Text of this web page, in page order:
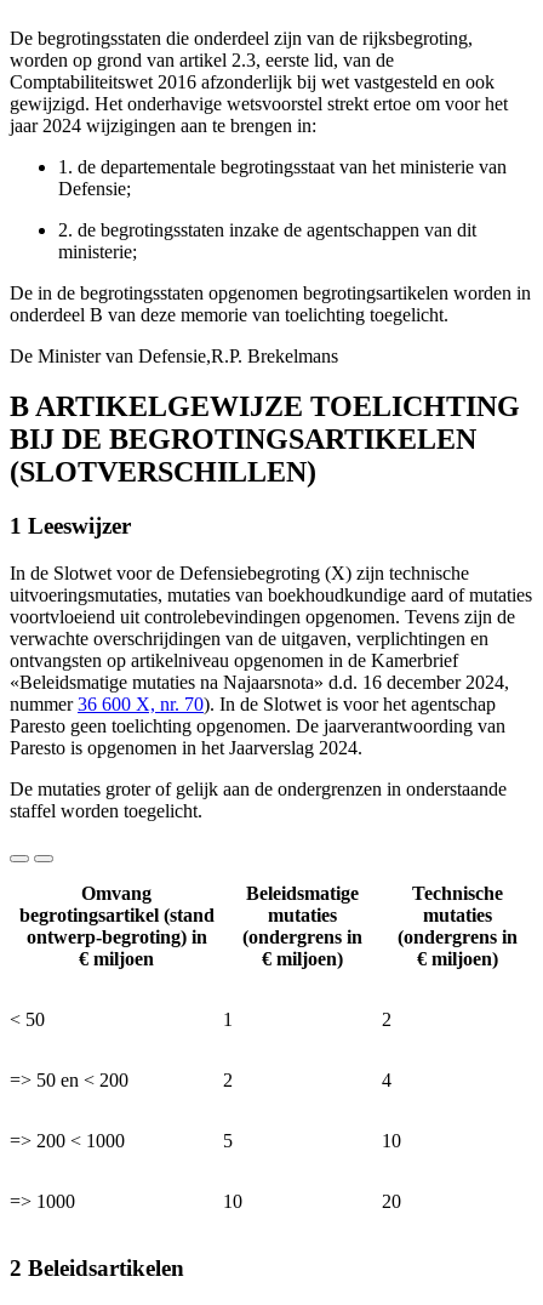
De begrotingsstaten die onderdeel zijn van de rijksbegroting,
worden op grond van artikel 2.3, eerste lid, van de
Comptabiliteitswet 2016 afzonderlijk bij wet vastgesteld en ook
gewijzigd. Het onderhavige wetsvoorstel strekt ertoe om voor het
jaar 2024 wijzigingen aan te brengen in:
1. de departementale begrotingsstaat van het ministerie van
Defensie;
2. de begrotingsstaten inzake de agentschappen van dit
ministerie;
De in de begrotingsstaten opgenomen begrotingsartikelen worden in
onderdeel B van deze memorie van toelichting toegelicht.
De Minister van Defensie,R.P. Brekelmans
B ARTIKELGEWIJZE TOELICHTING
BIJ DE BEGROTINGSARTIKELEN
(SLOTVERSCHILLEN)
1 Leeswijzer
In de Slotwet voor de Defensiebegroting (X) zijn technische
uitvoeringsmutaties, mutaties van boekhoudkundige aard of mutaties
voortvloeiend uit controlebevindingen opgenomen. Tevens zijn de
verwachte overschrijdingen van de uitgaven, verplichtingen en
ontvangsten op artikelniveau opgenomen in de Kamerbrief
«Beleidsmatige mutaties na Najaarsnota» d.d. 16 december 2024,
nummer36 600 X, nr. 70). In de Slotwet is voor het agentschap
Paresto geen toelichting opgenomen. De jaarverantwoording van
Paresto is opgenomen in het Jaarverslag 2024.
De mutaties groter of gelijk aan de ondergrenzen in onderstaande
staffel worden toegelicht.
Omvang
begrotingsartikel (stand
ontwerp-begroting) in
€ miljoen
Beleidsmatige
mutaties
(ondergrens in
€ miljoen)
Technische
mutaties
(ondergrens in
€ miljoen)
< 50 1 2
=> 50 en < 200 2 4
=> 200 < 1000 5 10
=> 1000 10 20
2 Beleidsartikelen